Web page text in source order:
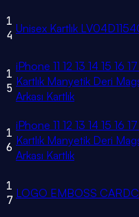
1
4 Unisex Kartlık
1
5
iPhone 11 12 13 14 15 16
Kartlık Manyetik Deri
Arkası Kartlık
1
6
iPhone 11 12 13 14 15 16
Kartlık Manyetik Deri
Arkası Kartlık
1
7 LOGO EMBOSS